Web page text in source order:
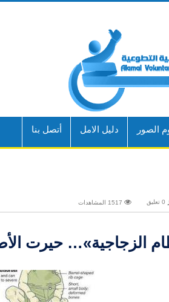
الصور دليل الامل أتصل بنا
0 تعليق
الزجاجية»… حيرت